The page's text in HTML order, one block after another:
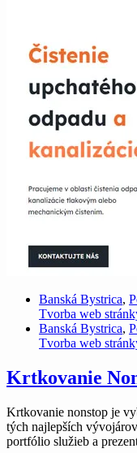
Banská Bystrica,
Tvorba web
Banská Bystrica,
Tvorba web
Krtkovanie
Krtkovanie nonstop je
tých najlepších
portfólio služieb a